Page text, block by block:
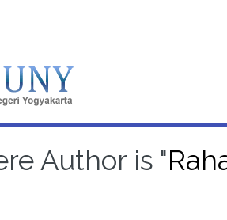
Author is "